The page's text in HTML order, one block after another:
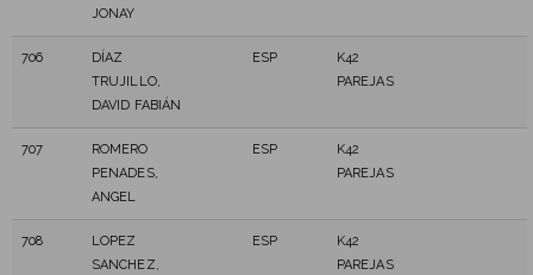
JONAY
706
DÍAZ
TRUJILLO,
DAVID FABIÁN
ESP
K42
PAREJAS
707
ROMERO
PENADES,
ANGEL
ESP
K42
PAREJAS
708
LOPEZ
SANCHEZ,
ESP
K42
PAREJAS